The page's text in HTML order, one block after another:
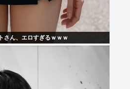
さん、エロすぎるｗｗｗ